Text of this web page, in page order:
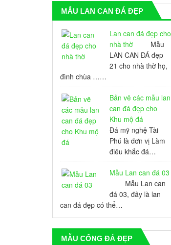
MẪU LAN CAN ĐÁ ĐẸP
Lan can đá đẹp cho
nhà thờ Mẫu
LAN CAN ĐÁ đẹp
21 cho nhà thờ họ,
đình chùa ……
Bản vẽ các mẫu lan
can đá đẹp cho
Khu mộ đá
Đá mỹ nghệ Tài
Phú là đơn vị Làm
điêu khắc đá…
Mẫu Lan can đá 03
Mẫu Lan can
đá 03, đây là lan
can đá đẹp có thể…
MẪU CỔNG ĐÁ ĐẸP